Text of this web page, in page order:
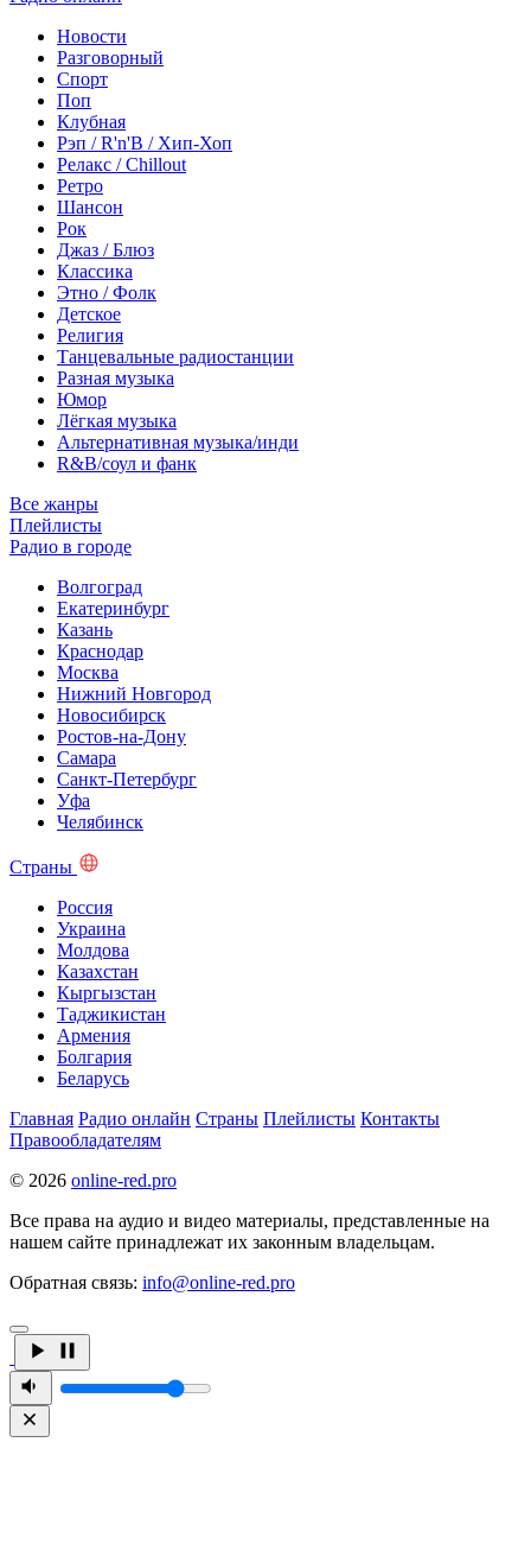
Новости
Разговорный
Спорт
Поп
Клубная
Рэп / R'n'B / Хип-Хоп
Релакс / Chillout
Ретро
Шансон
Рок
Джаз / Блюз
Классика
Этно / Фолк
Детское
Религия
Танцевальные радиостанции
Разная музыка
Юмор
Лёгкая музыка
Альтернативная музыка/инди
R&B/cоул и фанк
Все жанры
Плейлисты
Радио в городе
Волгоград
Екатеринбург
Казань
Краснодар
Москва
Нижний Новгород
Новосибирск
Ростов-на-Дону
Самара
Санкт-Петербург
Уфа
Челябинск
Страны
Россия
Украина
Молдова
Казахстан
Кыргызстан
Таджикистан
Армения
Болгария
Беларусь
Главная Радио онлайн Страны Плейлисты Контакты
Правообладателям
© 2026 online-red.pro
Все права на аудио и видео материалы, представленные на
нашем сайте принадлежат их законным владельцам.
Обратная связь: info@online-red.pro